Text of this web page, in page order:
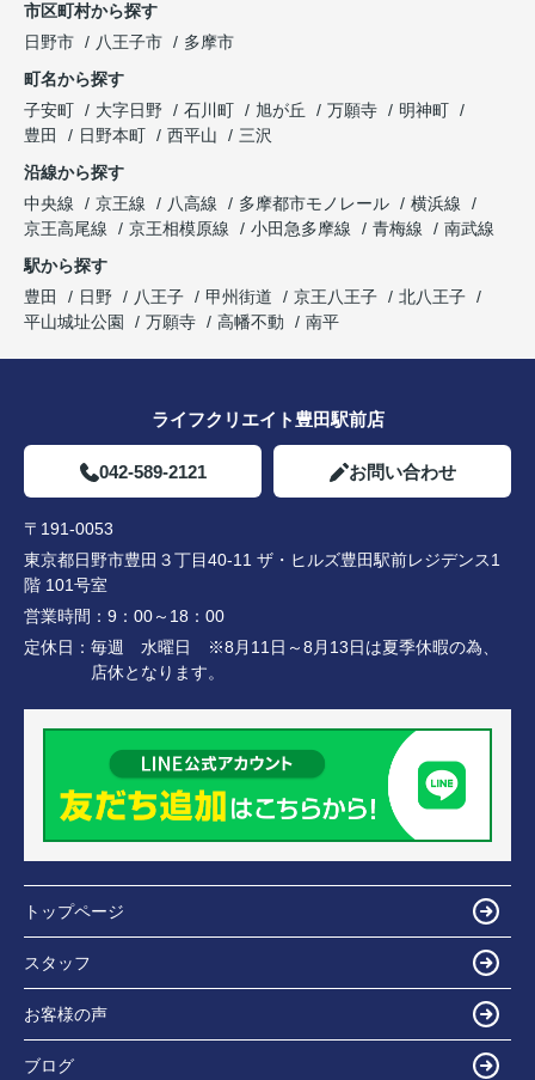
市区町村から探す
日野市
八王子市
多摩市
町名から探す
子安町
大字日野 石川町 旭が丘 万願寺
明神町
豊田
日野本町 西平山
三沢
沿線から探す
中央線
京王線 八高線 多摩都市モノレール
横浜線
京王高尾線
京王相模原線 小田急多摩線 青梅線
南武線
駅から探す
豊田
日野 八王子 甲州街道 京王八王子
北八王子
平山城址公園
万願寺 高幡不動 南平
ライフクリエイト豊田駅前店
042-589-2121 お問い合わせ
〒191-0053
東京都日野市豊田３丁目40-11 ザ・ヒルズ豊田駅前レジデンス1
階 101号室
営業時間： 9：00～18：00
定休日： 毎週 水曜日 ※8月11日～8月13日は夏季休暇の為、
店休となります。
トップページ
スタッフ
お客様の声
ブログ